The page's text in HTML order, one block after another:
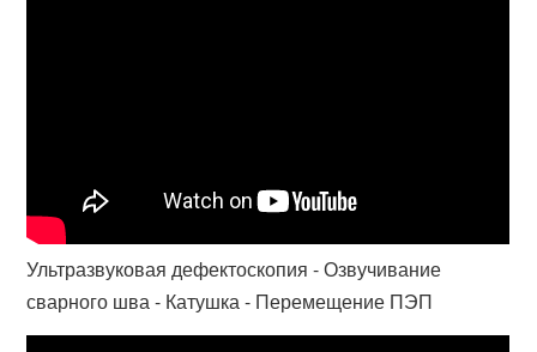
Ультразвуковая дефектоскопия - Озвучивание
сварного шва - Катушка - Перемещение ПЭП